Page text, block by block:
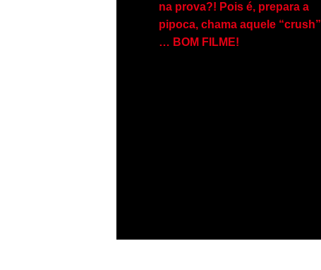
na prova?! Pois é, prepara a
pipoca, chama aquele “crush”
… BOM FILME!